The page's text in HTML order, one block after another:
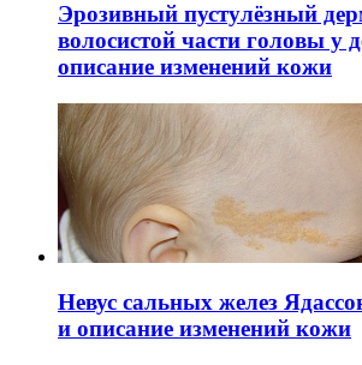
Эрозивный пустулёзный
волосистой части головы у
описание изменений кожи
Невус сальных желез
и описание изменений кожи